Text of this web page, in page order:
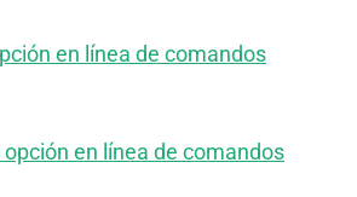
en línea de comandos
en línea de comandos